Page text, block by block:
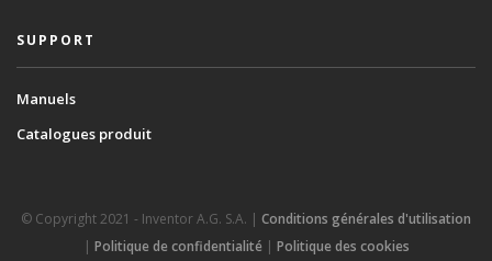
SUPPORT
Manuels
Catalogues produit
© Copyright 2021 - Inventor A.G. S.A. | Conditions générales d'utilisation
| Politique de confidentialité | Politique des cookies